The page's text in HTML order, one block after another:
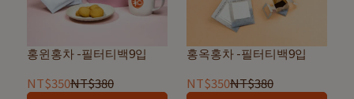
홍윈홍차 -필터티백9입
NT$350NT$380
홍옥홍차 -필터티백9입
NT$350NT$380